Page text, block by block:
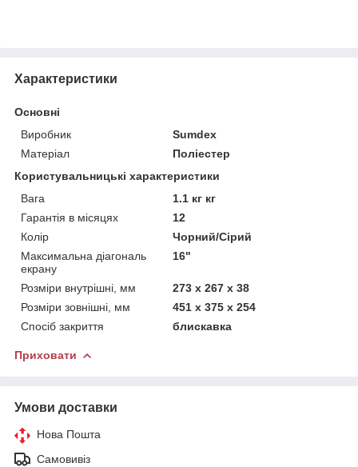
Характеристики
Основні
Виробник
Sumdex
Матеріал
Поліестер
Користувальницькі характеристики
Вага
1.1 кг кг
Гарантія в місяцях
12
Колір
Чорний/Сірий
Максимальна діагональ
екрану
16"
Розміри внутрішні, мм
273 х 267 х 38
Розміри зовнішні, мм
451 х 375 х 254
Спосіб закриття
блискавка
Приховати
Умови доставки
Нова Пошта
Самовивіз